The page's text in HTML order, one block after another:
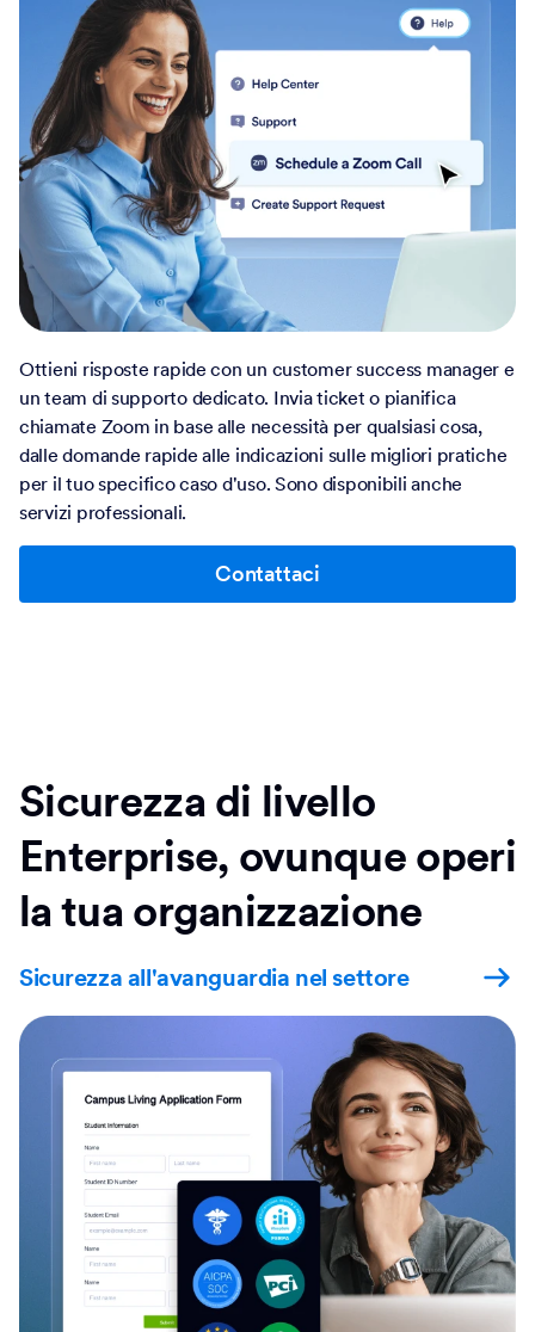
Ottieni risposte rapide con un customer success manager e
un team di supporto dedicato. Invia ticket o pianifica
chiamate Zoom in base alle necessità per qualsiasi cosa,
dalle domande rapide alle indicazioni sulle migliori pratiche
per il tuo specifico caso d'uso. Sono disponibili anche
servizi professionali.
Contattaci
Sicurezza di livello
Enterprise, ovunque operi
la tua organizzazione
Sicurezza all'avanguardia nel settore